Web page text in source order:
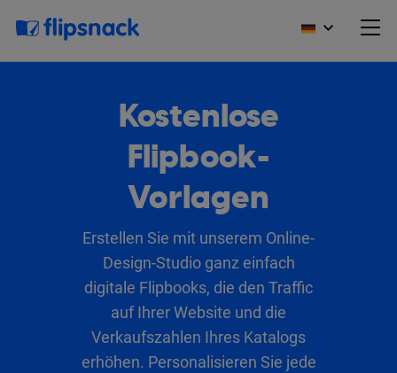
Kostenlose
Flipbook-
Vorlagen
Erstellen Sie mit unserem Online-
Design-Studio ganz einfach
digitale Flipbooks, die den Traffic
auf Ihrer Website und die
Verkaufszahlen Ihres Katalogs
erhöhen. Personalisieren Sie jede